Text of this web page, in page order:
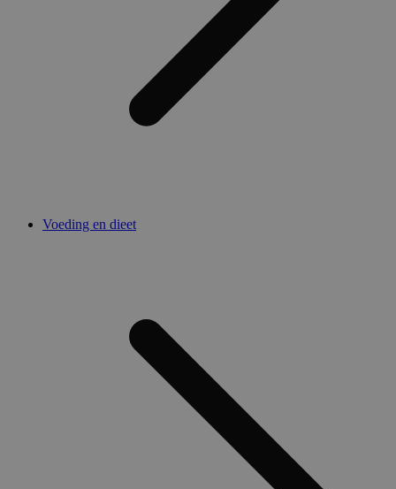
Voeding en dieet